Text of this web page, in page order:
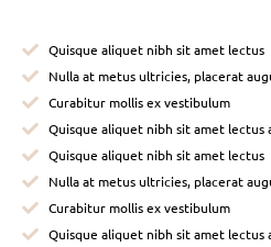
Quisque aliquet nibh sit amet lectus
Nulla at metus ultricies, placerat
Curabitur mollis ex vestibulum
Quisque aliquet nibh sit amet lectus
Quisque aliquet nibh sit amet lectus
Nulla at metus ultricies, placerat
Curabitur mollis ex vestibulum
Quisque aliquet nibh sit amet lectus